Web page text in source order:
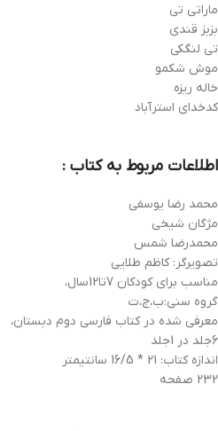
ماراتی تی
بزبز قندی
تی لنگکی
موش شکمو
خاله ریزه
کدخدای استرآباد
اطلاعات مربوط به کتاب :
محمد رضا یوسفی
مژگان شیخی
محمدرضا شمس
تصویرگر: کاظم طلایی
مناسب برای کودکان 7تا12سال،
گروه سنی:ب،ج،ت
معرفی شده در کتاب فارسی دوم دبستان،
6جلد در 1جلد
اندازه کتاب: 21 * 16/5 سانتیمتر
232 صفحه